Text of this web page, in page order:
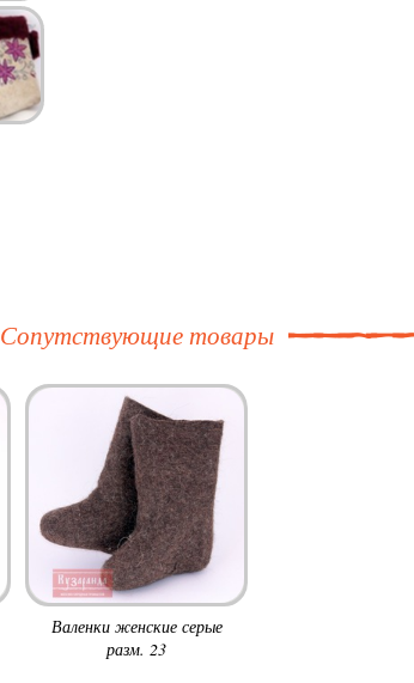
Сопутствующие товары
Валенки женские серые
разм. 23